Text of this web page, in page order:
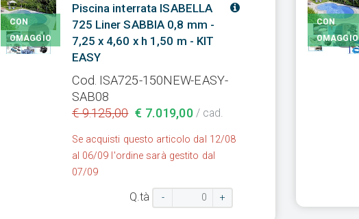
CON
OMAGGIO
Piscina interrata ISABELLA
725 Liner SABBIA 0,8 mm -
7,25 x 4,60 x h 1,50 m - KIT
EASY
Cod. ISA725-150NEW-EASY-
SAB08
€ 9.125,00 € 7.019,00/ cad.
Se acquisti questo articolo dal 12/08
al 06/09 l'ordine sarà gestito dal
07/09
Q.tà - +
CON
OMAGGIO